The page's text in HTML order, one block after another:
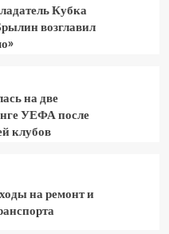
Кубка
возглавил
на две
УЕФА после
клубов
на ремонт и